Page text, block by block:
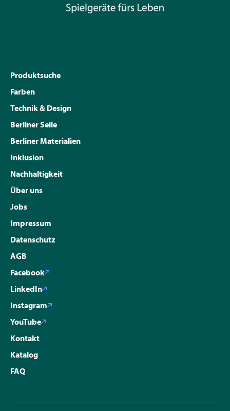
Produktsuche
Farben
Technik & Design
Berliner Seile
Berliner Materialien
Inklusion
Nachhaltigkeit
Über uns
Jobs
Impressum
Datenschutz
AGB
Facebook
LinkedIn
Instagram
YouTube
Kontakt
Katalog
FAQ